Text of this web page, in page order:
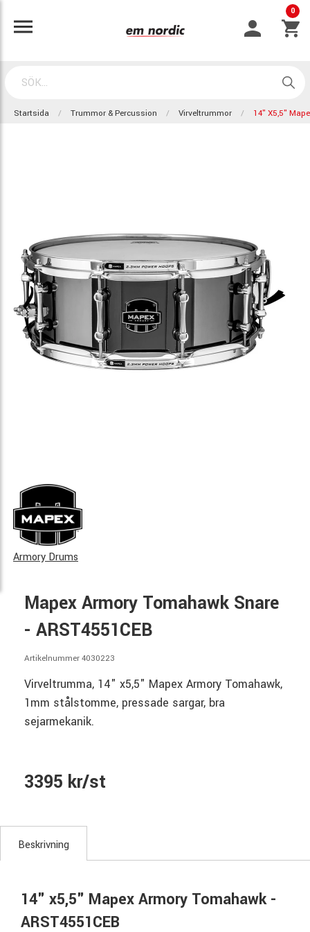
0
Startsida Trummor & Percussion Virveltrummor 14" X5,5"
Armory Drums
Mapex Armory Tomahawk Snare
- ARST4551CEB
Artikelnummer 4030223
Virveltrumma, 14" x5,5" Mapex Armory Tomahawk,
1mm stålstomme, pressade sargar, bra
sejarmekanik.
3395 kr/st
Beskrivning
14" x5,5" Mapex Armory Tomahawk -
ARST4551CEB